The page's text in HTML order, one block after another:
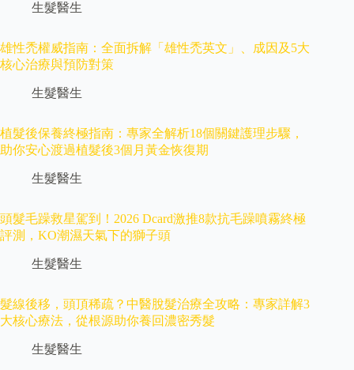
生髮醫生
雄性禿權威指南：全面拆解「雄性禿英文」、成因及5大
核心治療與預防對策
生髮醫生
植髮後保養終極指南：專家全解析18個關鍵護理步驟，
助你安心渡過植髮後3個月黃金恢復期
生髮醫生
頭髮毛躁救星駕到！2026 Dcard激推8款抗毛躁噴霧終極
評測，KO潮濕天氣下的獅子頭
生髮醫生
髮線後移，頭頂稀疏？中醫脫髮治療全攻略：專家詳解3
大核心療法，從根源助你養回濃密秀髮
生髮醫生